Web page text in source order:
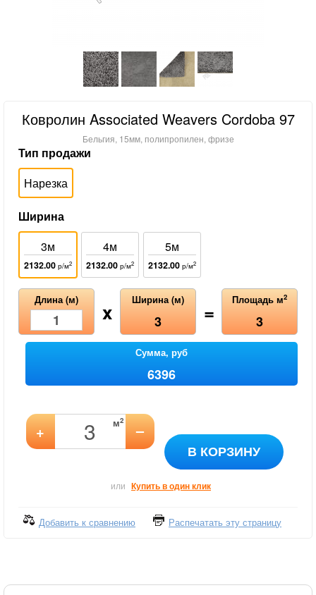
Ковролин Associated Weavers Cordoba 97
Бельгия, 15мм, полипропилен, фризе
Тип продажи
Нарезка
Ширина
3м
2132.00 р/м2
4м
2132.00 р/м2
5м
2132.00 р/м2
Длина (м) x Ширина (м)
3 = Площадь м2
3
Сумма, руб
6396
+ м2 –
В КОРЗИНУ
или Купить в один клик
Добавить к сравнению Распечатать эту страницу